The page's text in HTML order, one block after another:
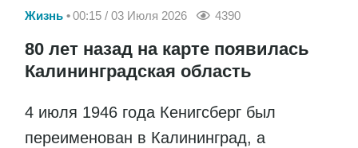
Жизнь 00:15 / 03 Июля 2026 4390
80 лет назад на карте появилась
Калининградская область
4 июля 1946 года Кенигсберг был
переименован в Калининград, а